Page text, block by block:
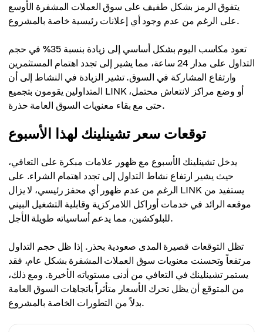
يتفوق الرمز بشكل طفيف على سوق العملات المشفرة الأوسع
على الرغم من عدم وجود أي إعلانات رئيسية خاصة بالمشروع.
تعود مكاسب اليوم بشكل أساسي إلى زيادة بنسبة 35% في حجم
التداول على مدار 24 ساعة، مما يشير إلى تجدد اهتمام المستثمرين
وارتفاع المشاركة في السوق. تشير الزيادة في النشاط إلى أن
المتداولين يقومون بتجميع LINK أو وضع مراكز لانتعاش محتمل،
حتى مع بقاء معنويات السوق العامة حذرة.
توقعات سعر تشينلينك لهذا الأسبوع
يدخل تشينلينك الأسبوع مع ظهور علامات مبكرة على التعافي،
حيث يشير ارتفاع نشاط التداول إلى تجدد اهتمام الشراء. على
الرغم من عدم ظهور أي محفز رئيسي، لا يزال LINK يستفيد من
موقعه الرائد في خدمات أوراكل اللامركزية وقابلية التشغيل البيني
للبلوكشين، مما يدعم أساسياته طويلة الأجل.
تظل التوقعات قصيرة المدى صعودية بحذر. إذا ظل حجم التداول
مرتفعاً وتحسنت معنويات سوق العملات المشفرة بشكل عام، فقد
يستمر تشينلينك في التعافي من أدنى مستوياته الأخيرة. ومع ذلك،
من المتوقع أن يظل تحرك الأسعار متأثراً باتجاهات السوق العامة
بدلاً من التطورات الخاصة بالمشروع.